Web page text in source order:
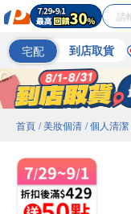
宅配 到店取貨
首頁 / 美妝個清 / 個人清潔